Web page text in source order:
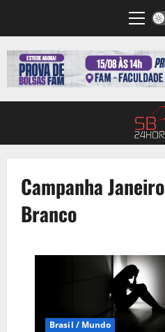
Campanha Janeiro
Branco
Brasil / Mundo